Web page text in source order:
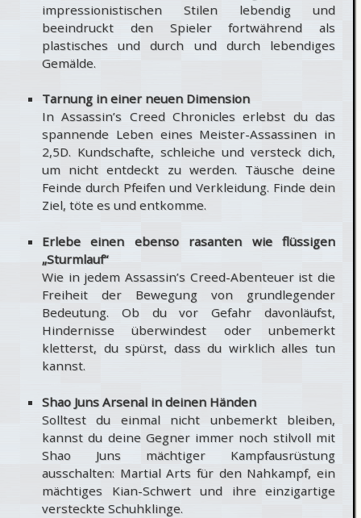
impressionistischen Stilen lebendig und
beeindruckt den Spieler fortwährend als
plastisches und durch und durch lebendiges
Gemälde.
Tarnung in einer neuen Dimension
In Assassin’s Creed Chronicles erlebst du das
spannende Leben eines Meister-Assassinen in
2,5D. Kundschafte, schleiche und versteck dich,
um nicht entdeckt zu werden. Täusche deine
Feinde durch Pfeifen und Verkleidung. Finde dein
Ziel, töte es und entkomme.
Erlebe einen ebenso rasanten wie flüssigen
„Sturmlauf“
Wie in jedem Assassin’s Creed-Abenteuer ist die
Freiheit der Bewegung von grundlegender
Bedeutung. Ob du vor Gefahr davonläufst,
Hindernisse überwindest oder unbemerkt
kletterst, du spürst, dass du wirklich alles tun
kannst.
Shao Juns Arsenal in deinen Händen
Solltest du einmal nicht unbemerkt bleiben,
kannst du deine Gegner immer noch stilvoll mit
Shao Juns mächtiger Kampfausrüstung
ausschalten: Martial Arts für den Nahkampf, ein
mächtiges Kian-Schwert und ihre einzigartige
versteckte Schuhklinge.